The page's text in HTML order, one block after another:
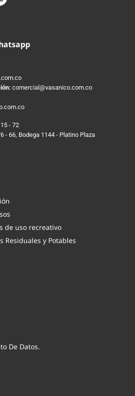
comercial@vasanico.com.co
- 72
- 66, Bodega 1144 - Platino Plaza
de uso recreativo
Residuales y Potables
De Datos.